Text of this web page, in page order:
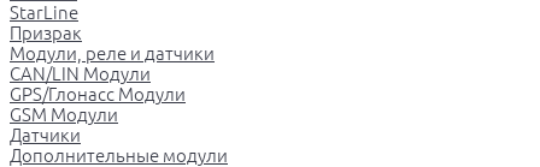
StarLine
Призрак
Модули, реле и датчики
CAN/LIN Модули
GPS/Глонасс Модули
GSM Модули
Датчики
Дополнительные модули